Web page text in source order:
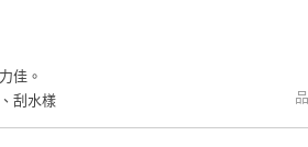
佳。
刮水樣